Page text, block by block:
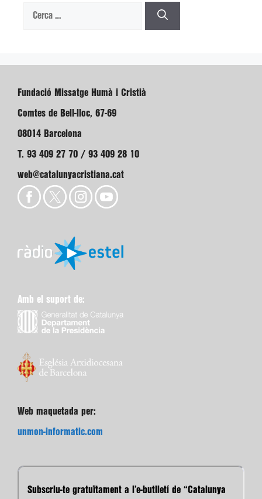
Cerca:
Fundació Missatge Humà i Cristià
Comtes de Bell-lloc, 67-69
08014 Barcelona
T. 93 409 27 70 / 93 409 28 10
web@catalunyacristiana.cat
Amb el suport de:
Web maquetada per:
unmon-informatic.com
Subscriu-te gratuïtament a l’e-butlletí de “Catalunya